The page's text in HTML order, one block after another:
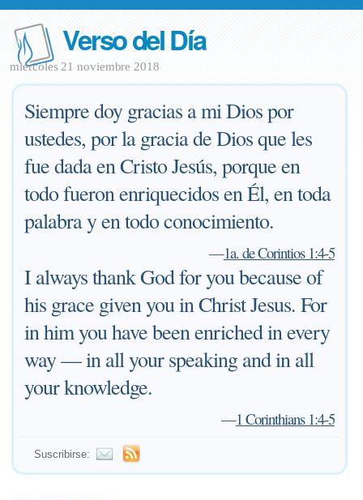
Verso del Día
miércoles 21 noviembre 2018
Siempre doy gracias a mi Dios por
ustedes, por la gracia de Dios que les
fue dada en Cristo Jesús, porque en
todo fueron enriquecidos en Él, en toda
palabra y en todo conocimiento.
—1a. de Corintios 1:4-5
I always thank God for you because of
his grace given you in Christ Jesus. For
in him you have been enriched in every
way — in all your speaking and in all
your knowledge.
—1 Corinthians 1:4-5
Suscribirse: